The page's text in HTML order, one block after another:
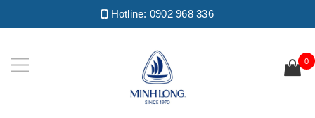
Hotline: 0902 968 336
0